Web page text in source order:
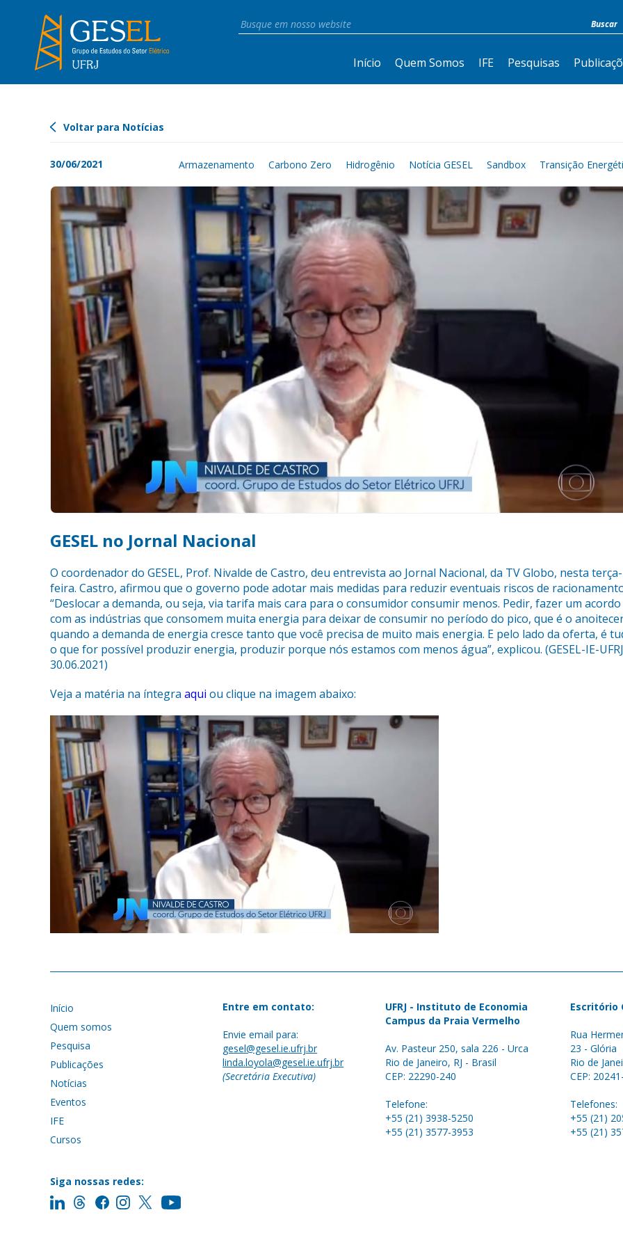
Início Quem Somos IFE Pesquisas
Voltar para Notícias
30/06/2021 Armazenamento Carbono Zero Hidrogênio Notícia GESEL Sandbox Transição
GESEL no Jornal Nacional
O coordenador do GESEL, Prof. Nivalde de Castro, deu entrevista ao Jornal Nacional, da TV Globo, nesta terça-
feira. Castro, afirmou que o governo pode adotar mais medidas para reduzir eventuais riscos de
“Deslocar a demanda, ou seja, via tarifa mais cara para o consumidor consumir menos. Pedir, fazer um acordo
com as indústrias que consomem muita energia para deixar de consumir no período do pico, que é o
quando a demanda de energia cresce tanto que você precisa de muito mais energia. E pelo lado da oferta, é
o que for possível produzir energia, produzir porque nós estamos com menos água”, explicou. (GESEL-IE-
30.06.2021)
Veja a matéria na íntegra aqui ou clique na imagem abaixo:
Início
Quem somos
Pesquisa
Publicações
Notícias
Eventos
IFE
Cursos
Siga nossas redes:
Entre em contato:
Envie email para:
gesel@gesel.ie.ufrj.br
linda.loyola@gesel.ie.ufrj.br
(Secretária Executiva)
UFRJ - Instituto de Economia
Campus da Praia Vermelho
Av. Pasteur 250, sala 226 - Urca
Rio de Janeiro, RJ - Brasil
CEP: 22290-240
Telefone:
+55 (21) 3938-5250
+55 (21) 3577-3953
Escritório
Rua
23 - Glória
Rio de
CEP:
Telefones:
+55 (21)
+55 (21)